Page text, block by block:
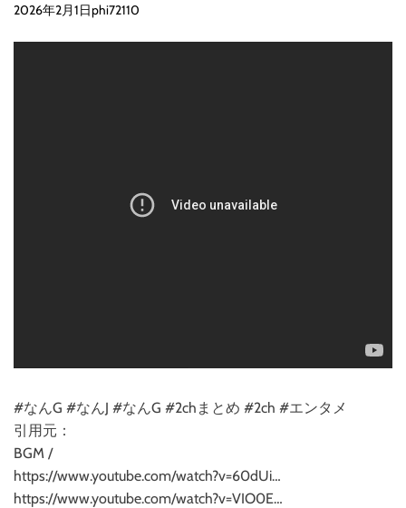
2026年2月1日phi72110
#なんG #なんJ #なんG #2chまとめ #2ch #エンタメ
引用元：
BGM /
https://www.youtube.com/watch?v=60dUi…
https://www.youtube.com/watch?v=VIO0E…